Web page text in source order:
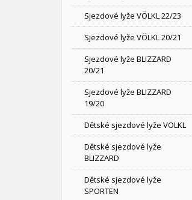
Sjezdové lyže VÖLKL 22/23
Sjezdové lyže VÖLKL 20/21
Sjezdové lyže BLIZZARD
20/21
Sjezdové lyže BLIZZARD
19/20
Dětské sjezdové lyže VÖLKL
Dětské sjezdové lyže
BLIZZARD
Dětské sjezdové lyže
SPORTEN